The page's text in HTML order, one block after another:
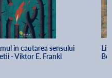
in cautarea sensului
- Viktor E. Frankl